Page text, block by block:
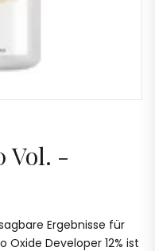
Vol. -
Ergebnisse für
Oxide Developer 12% ist